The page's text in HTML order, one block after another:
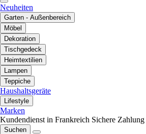
Neuheiten
Garten - Außenbereich
Möbel
Dekoration
Tischgedeck
Heimtextilien
Lampen
Teppiche
Haushaltsgeräte
Lifestyle
Marken
Kundendienst in Frankreich Sichere Zahlung
Suchen